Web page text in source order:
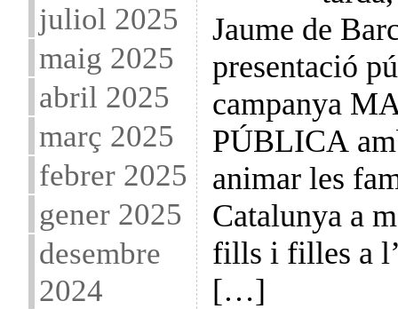
juliol 2025
maig 2025
abril 2025
març 2025
febrer 2025
gener 2025
desembre
2024
Jaume de
presentació
campanya
PÚBLICA
animar les
Catalunya a
fills i filles a
[…]